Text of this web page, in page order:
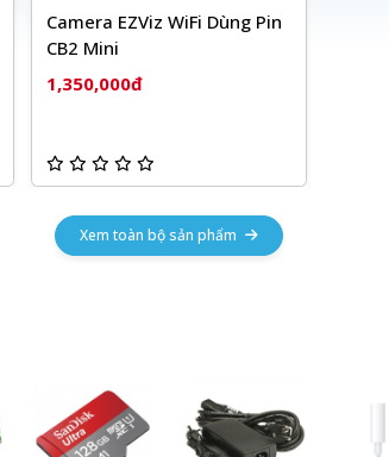
Camera EZViz WiFi Dùng Pin
CB2 Mini
1,350,000đ
Xem toàn bộ sản phẩm